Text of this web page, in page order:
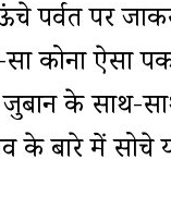
पर्वत पर
कोना ऐसा
जुबान के साथ-
के बारे में